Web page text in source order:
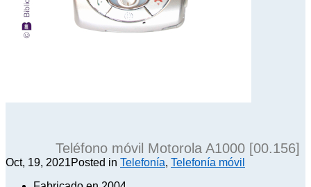
Teléfono móvil Motorola A1000 [00.156]
Oct, 19, 2021Posted in Telefonía, Telefonía móvil